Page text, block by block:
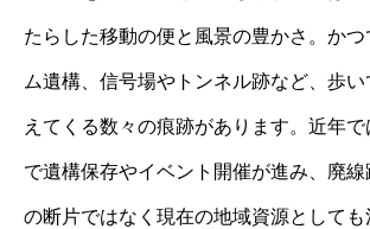
たらした移動の便と風景の豊かさ。か
ム遺構、信号場やトンネル跡など、歩
えてくる数々の痕跡があります。近年で
で遺構保存やイベント開催が進み、廃
の断片ではなく現在の地域資源としても